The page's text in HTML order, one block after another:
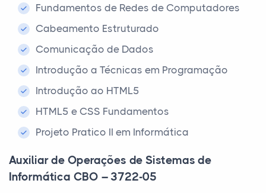
Fundamentos de Redes de Computadores
Cabeamento Estruturado
Comunicação de Dados
Introdução a Técnicas em Programação
Introdução ao HTML5
HTML5 e CSS Fundamentos
Projeto Pratico II em Informática
Auxiliar de Operações de Sistemas de
Informática CBO – 3722-05